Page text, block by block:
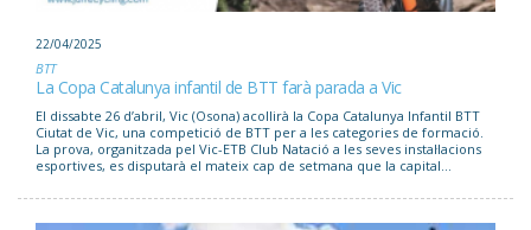
22/04/2025
BTT
La Copa Catalunya infantil de BTT farà parada a Vic
El dissabte 26 d’abril, Vic (Osona) acollirà la Copa Catalunya Infantil BTT
Ciutat de Vic, una competició de BTT per a les categories de formació.
La prova, organitzada pel Vic-ETB Club Natació a les seves instal·lacions
esportives, es disputarà el mateix cap de setmana que la capital...